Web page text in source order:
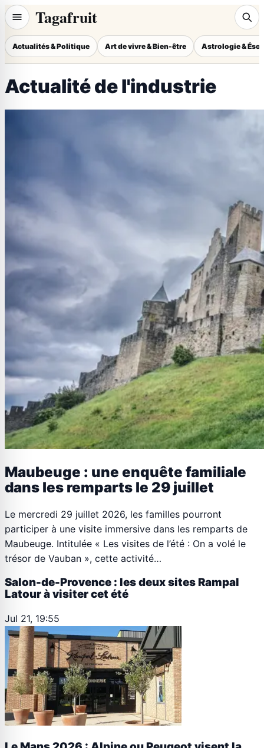
Tagafruit
Actualités & Politique Art de vivre & Bien-être Astrologie &
Actualité de l'industrie
Maubeuge : une enquête familiale
dans les remparts le 29 juillet
Le mercredi 29 juillet 2026, les familles pourront
participer à une visite immersive dans les remparts de
Maubeuge. Intitulée « Les visites de l’été : On a volé le
trésor de Vauban », cette activité…
Salon-de-Provence : les deux sites Rampal
Latour à visiter cet été
Jul 21, 19:55